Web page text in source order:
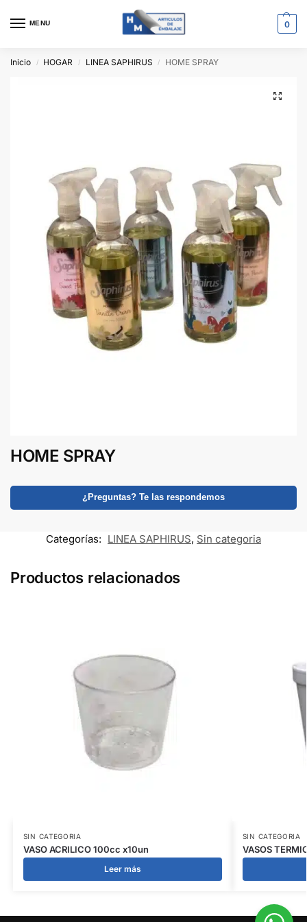
MENU 0
Inicio / HOGAR / LINEA SAPHIRUS / HOME SPRAY
HOME SPRAY
¿Preguntas? Te las respondemos
Categorías: LINEA SAPHIRUS, Sin categoria
Productos relacionados
SIN CATEGORIA
VASO ACRILICO 100cc x10un
Leer más
SIN CATEGORIA
VASOS